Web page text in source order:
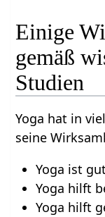
Einige
gemäß
Studien
Yoga hat in
seine
Yoga ist
Yoga hilft
Yoga hilft